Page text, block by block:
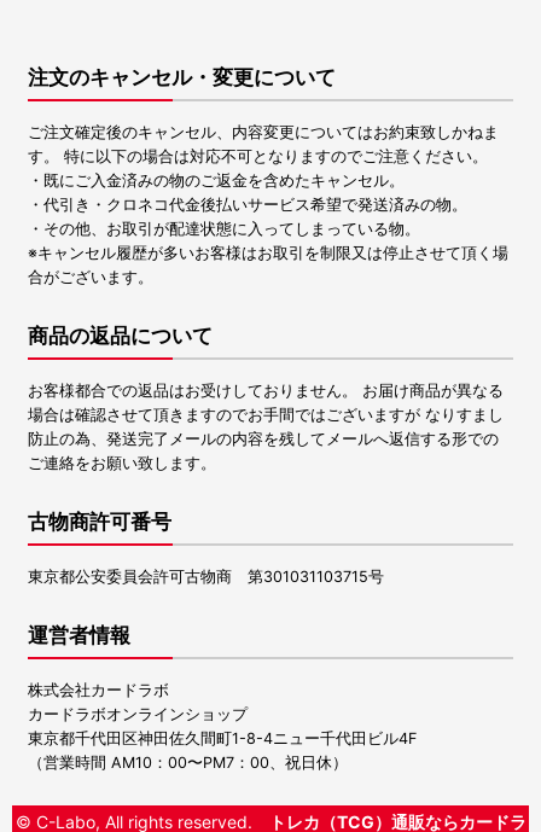
注文のキャンセル・変更について
ご注文確定後のキャンセル、内容変更についてはお約束致しかねま
す。 特に以下の場合は対応不可となりますのでご注意ください。
・既にご入金済みの物のご返金を含めたキャンセル。
・代引き・クロネコ代金後払いサービス希望で発送済みの物。
・その他、お取引が配達状態に入ってしまっている物。
※キャンセル履歴が多いお客様はお取引を制限又は停止させて頂く場
合がございます。
商品の返品について
お客様都合での返品はお受けしておりません。 お届け商品が異なる
場合は確認させて頂きますのでお手間ではございますが なりすまし
防止の為、発送完了メールの内容を残してメールへ返信する形での
ご連絡をお願い致します。
古物商許可番号
東京都公安委員会許可古物商 第301031103715号
運営者情報
株式会社カードラボ
カードラボオンラインショップ
東京都千代田区神田佐久間町1-8-4ニュー千代田ビル4F
（営業時間 AM10：00〜PM7：00、祝日休）
© C-Labo, All rights reserved. トレカ（TCG）通販ならカードラ